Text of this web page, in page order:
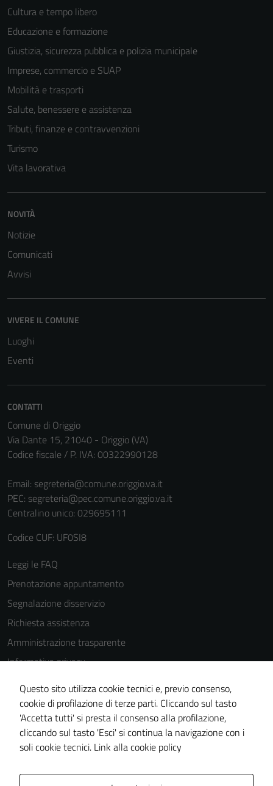
Cultura e tempo libero
Educazione e formazione
Giustizia, sicurezza pubblica e polizia municipale
Imprese, commercio e SUAP
Mobilità e trasporti
Salute, benessere e assistenza
Tributi, finanze e contravvenzioni
Turismo
Vita lavorativa
NOVITÀ
Notizie
Comunicati
Avvisi
VIVERE IL COMUNE
Luoghi
Eventi
CONTATTI
Comune di Origgio
Via Dante 15, 21040 - Origgio (VA)
Codice fiscale / P. IVA: 00322990128
Email: segreteria@comune.origgio.va.it
PEC: segreteria@pec.comune.origgio.va.it
Centralino unico: 029695111
Codice CUF: UF0SI8
Leggi le FAQ
Prenotazione appuntamento
Segnalazione disservizio
Richiesta assistenza
Amministrazione trasparente
Informativa privacy
Cookie Policy
Note legali
Dichiarazione di accessibilità
Piano di miglioramento del sito
Questo sito utilizza cookie tecnici e, previo consenso,
cookie di profilazione di terze parti. Cliccando sul tasto
'Accetta tutti' si presta il consenso alla profilazione,
cliccando sul tasto 'Esci' si continua la navigazione con i
soli cookie tecnici. Link alla cookie policy
possono
disabilitati.
Questi cookie
non raccolgono
informazioni
personali.